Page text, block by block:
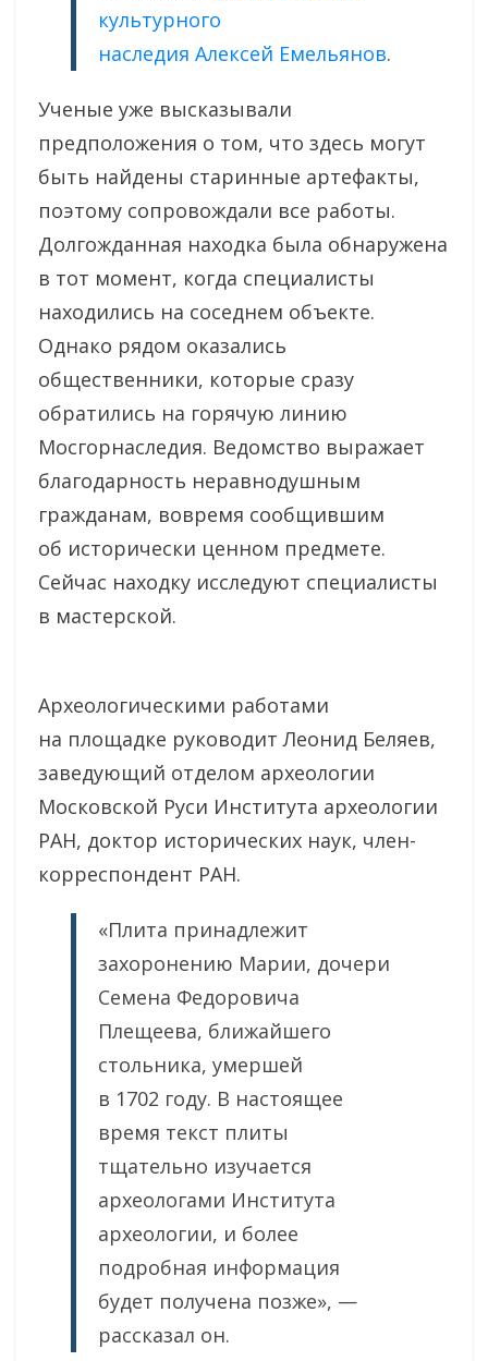
культурного
наследия Алексей Емельянов.
Ученые уже высказывали
предположения о том, что здесь могут
быть найдены старинные артефакты,
поэтому сопровождали все работы.
Долгожданная находка была обнаружена
в тот момент, когда специалисты
находились на соседнем объекте.
Однако рядом оказались
общественники, которые сразу
обратились на горячую линию
Мосгорнаследия. Ведомство выражает
благодарность неравнодушным
гражданам, вовремя сообщившим
об исторически ценном предмете.
Сейчас находку исследуют специалисты
в мастерской.
Археологическими работами
на площадке руководит Леонид Беляев,
заведующий отделом археологии
Московской Руси Института археологии
РАН, доктор исторических наук, член-
корреспондент РАН.
«Плита принадлежит
захоронению Марии, дочери
Семена Федоровича
Плещеева, ближайшего
стольника, умершей
в 1702 году. В настоящее
время текст плиты
тщательно изучается
археологами Института
археологии, и более
подробная информация
будет получена позже», —
рассказал он.